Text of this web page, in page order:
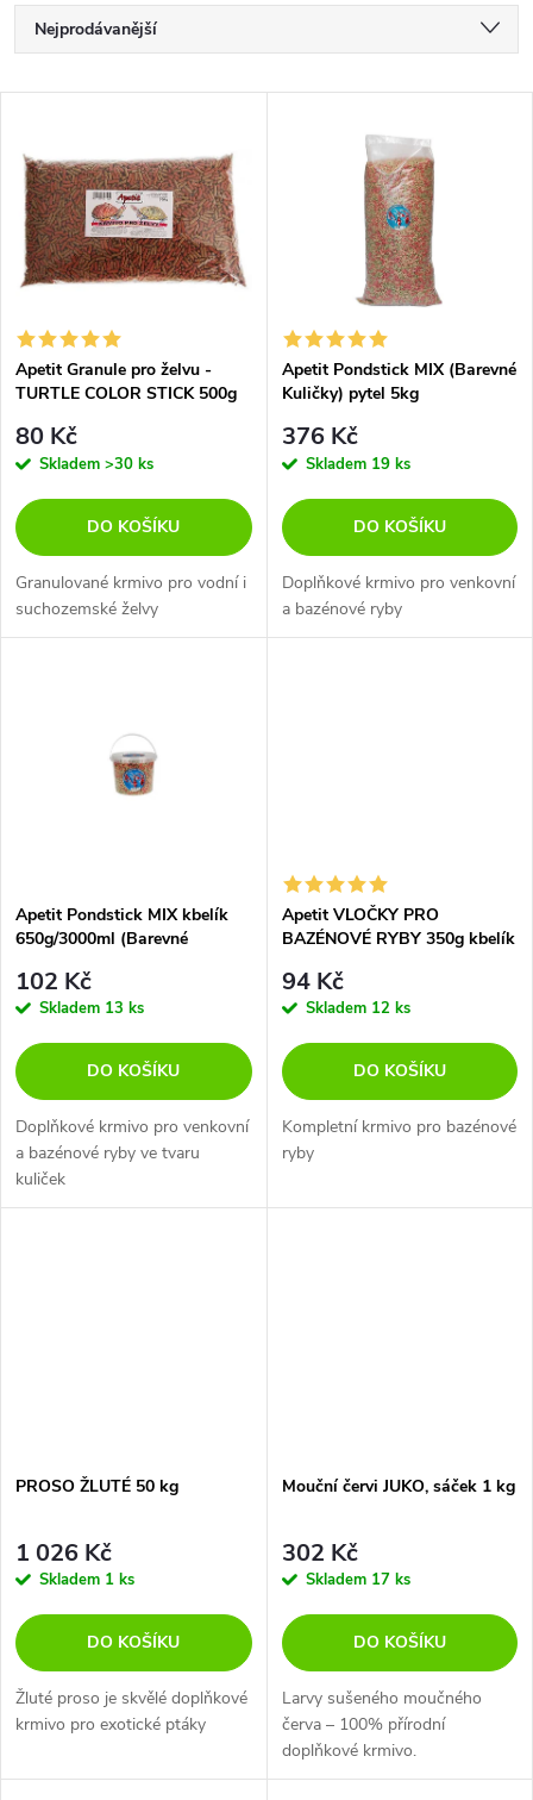
Ř
a
z
e
n
í
p
r
o
d
u
Nejprodávanější
Abecedně
ý
p
i
s
p
r
o
d
u
Apetit Granule pro želvu -
TURTLE COLOR STICK 500g
80 Kč
Skladem >30 ks
DO KOŠÍKU
Granulované krmivo pro vodní i
suchozemské želvy
Apetit Pondstick MIX (Barevné
Kuličky) pytel 5kg
376 Kč
Skladem 19 ks
DO KOŠÍKU
Doplňkové krmivo pro venkovní
a bazénové ryby
Apetit Pondstick MIX kbelík
650g/3000ml (Barevné
102 Kč
Skladem 13 ks
DO KOŠÍKU
Doplňkové krmivo pro venkovní
a bazénové ryby ve tvaru
kuliček
Apetit VLOČKY PRO
BAZÉNOVÉ RYBY 350g kbelík
94 Kč
Skladem 12 ks
DO KOŠÍKU
Kompletní krmivo pro bazénové
ryby
PROSO ŽLUTÉ 50 kg
1 026 Kč
Skladem 1 ks
DO KOŠÍKU
Žluté proso je skvělé doplňkové
krmivo pro exotické ptáky
Mouční červi JUKO, sáček 1 kg
302 Kč
Skladem 17 ks
DO KOŠÍKU
Larvy sušeného moučného
červa – 100% přírodní
doplňkové krmivo.